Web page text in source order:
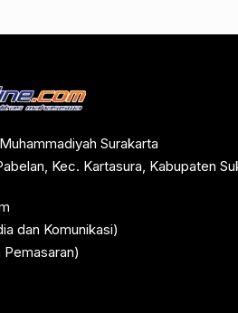
Surakarta
Kec. Kartasura, Kabupaten
dan Komunikasi)